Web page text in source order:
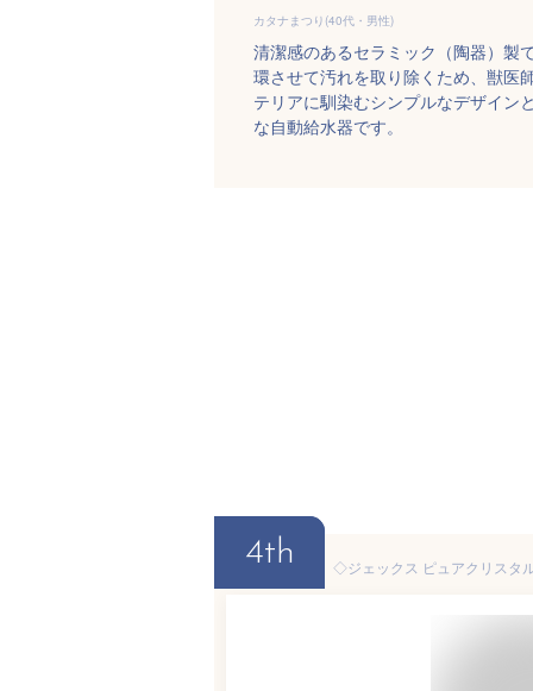
カタナまつり(40代・男性)
清潔感のあるセラミック（陶器）製
環させて汚れを取り除くため、獣医
テリアに馴染むシンプルなデザイン
な自動給水器です。
4th